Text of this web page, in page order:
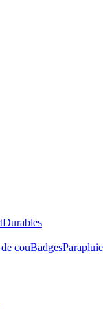
Durables
couBadges